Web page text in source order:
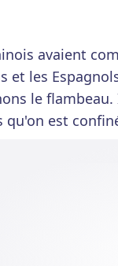
avaient
et les
le
qu'on est